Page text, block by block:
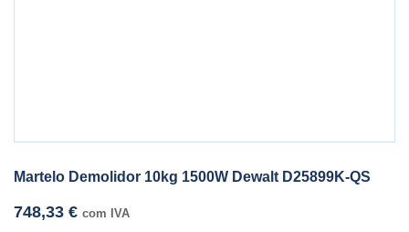
Martelo Demolidor 10kg 1500W Dewalt D25899K-QS
748,33 € com IVA